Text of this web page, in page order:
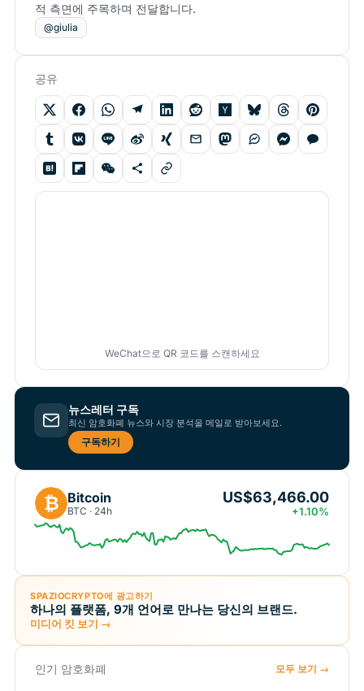
적 측면에 주목하며 전달합니다.
@giulia
공유
WeChat으로 QR 코드를 스캔하세요
뉴스레터 구독
최신 암호화폐 뉴스와 시장 분석을 메일로 받아보세요.
구독하기
₿ Bitcoin
BTC · 24h
US$63,466.00
+1.10%
SPAZIOCRYPTO에 광고하기
하나의 플랫폼, 9개 언어로 만나는 당신의 브랜드.
미디어 킷 보기 →
인기 암호화폐 모두 보기 →